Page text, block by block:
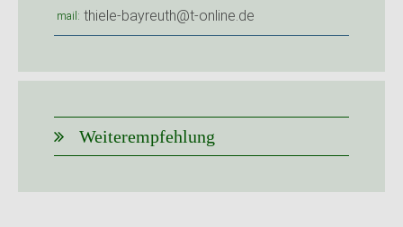
mail thiele-bayreuth@t-online.de
Weiterempfehlung